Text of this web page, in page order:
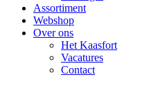
Assortiment
Webshop
Over ons
Het Kaasfort
Vacatures
Contact